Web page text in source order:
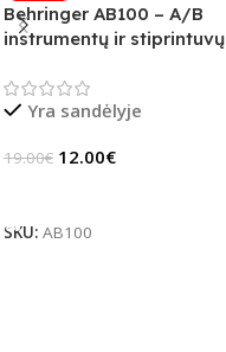
Behringer AB100 – A/B
instrumentų ir stiprintuvų
Yra sandėlyje
19.00€ 12.00€
SKU: AB100